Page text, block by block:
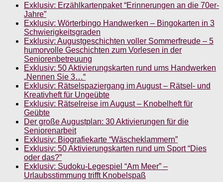
Exklusiv: Erzählkartenpaket “Erinnerungen an die 70er-
Jahre”
Exklusiv: Wörterbingo Handwerken – Bingokarten in 3
Schwierigkeitsgraden
Exklusiv: Augustgeschichten voller Sommerfreude – 5
humorvolle Geschichten zum Vorlesen in der
Seniorenbetreuung
Exklusiv: 50 Aktivierungskarten rund ums Handwerken
„Nennen Sie 3…“
Exklusiv: Rätselspaziergang im August – Rätsel- und
Kreativheft für Ungeübte
Exklusiv: Rätselreise im August – Knobelheft für
Geübte
Der große Augustplan: 30 Aktivierungen für die
Seniorenarbeit
Exklusiv: Biografiekarte “Wäscheklammern”
Exklusiv: 50 Aktivierungskarten rund um Sport “Dies
oder das?”
Exklusiv: Sudoku-Legespiel “Am Meer” –
Urlaubsstimmung trifft Knobelspaß